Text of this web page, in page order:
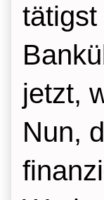
jetzt,
Nun,